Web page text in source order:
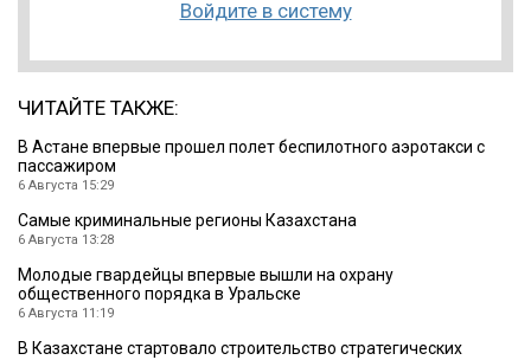
Войдите в систему
ЧИТАЙТЕ ТАКЖЕ:
В Астане впервые прошел полет беспилотного аэротакси с
пассажиром
6 Августа 15:29
Cамые криминальные регионы Казахстана
6 Августа 13:28
Молодые гвардейцы впервые вышли на охрану
общественного порядка в Уральске
6 Августа 11:19
В Казахстане стартовало строительство стратегических